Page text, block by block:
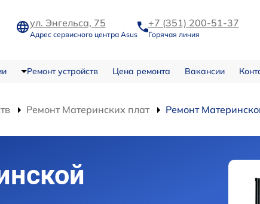
ул. Энгельса, 75
Адрес сервисного центра Asus
+7 (351) 200-51-37
Горячая линия
Ремонт устройств Цена ремонта Вакансии
Ремонт Материнских плат Ремонт